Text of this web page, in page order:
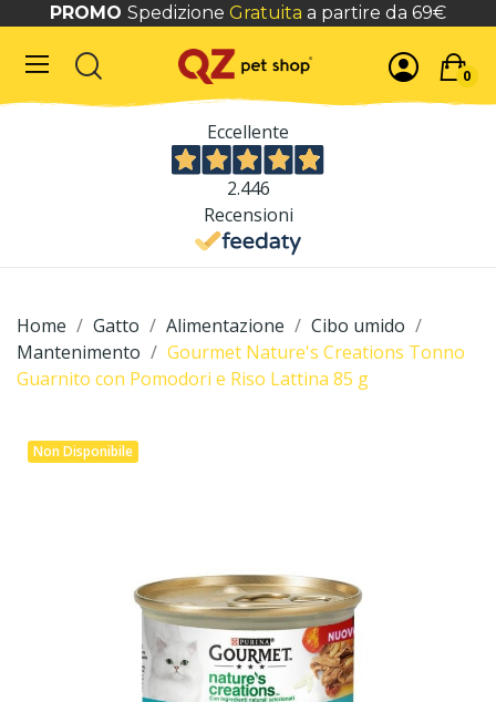
PROMO Spedizione Gratuita a partire da 69€
0
Eccellente
2.446
Recensioni
Home Gatto Alimentazione
Cibo umido
Mantenimento
Gourmet Nature's Creations Tonno
Guarnito con Pomodori e Riso Lattina 85 g
Non Disponibile